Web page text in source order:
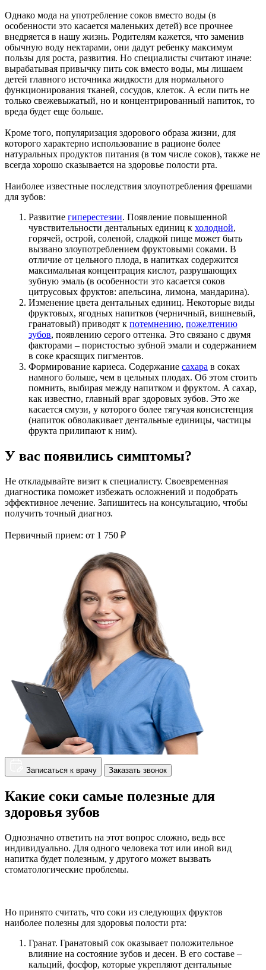
Однако мода на употребление соков вместо воды (в
особенности это касается маленьких детей) все прочнее
внедряется в нашу жизнь. Родителям кажется, что заменив
обычную воду нектарами, они дадут ребенку максимум
пользы для роста, развития. Но специалисты считают иначе:
вырабатывая привычку пить сок вместо воды, мы лишаем
детей главного источника жидкости для нормального
функционирования тканей, сосудов, клеток. А если пить не
только свежевыжатый, но и концентрированный напиток, то
вреда будет еще больше.
Кроме того, популяризация здорового образа жизни, для
которого характерно использование в рационе более
натуральных продуктов питания (в том числе соков), также не
всегда хорошо сказывается на здоровье полости рта.
Наиболее известные последствия злоупотребления фрешами
для зубов:
Развитие гиперестезии. Появление повышенной
чувствительности дентальных единиц к холодной,
горячей, острой, соленой, сладкой пище может быть
вызвано злоупотреблением фруктовыми соками. В
отличие от цельного плода, в напитках содержится
максимальная концентрация кислот, разрушающих
зубную эмаль (в особенности это касается соков
цитрусовых фруктов: апельсина, лимона, мандарина).
Изменение цвета дентальных единиц. Некоторые виды
фруктовых, ягодных напитков (черничный, вишневый,
гранатовый) приводят к потемнению, пожелтению
зубов, появлению серого оттенка. Это связано с двумя
факторами – пористостью зубной эмали и содержанием
в соке красящих пигментов.
Формирование кариеса. Содержание сахара в соках
намного больше, чем в цельных плодах. Об этом стоить
помнить, выбирая между напитком и фруктом. А сахар,
как известно, главный враг здоровых зубов. Это же
касается смузи, у которого более тягучая консистенция
(напиток обволакивает дентальные единицы, частицы
фрукта прилипают к ним).
У вас появились симптомы?
Не откладывайте визит к специалисту. Своевременная
диагностика поможет избежать осложнений и подобрать
эффективное лечение. Запишитесь на консультацию, чтобы
получить точный диагноз.
Первичный прием: от 1 750 ₽
Записаться к врачу Заказать звонок
Какие соки самые полезные для
здоровья зубов
Однозначно ответить на этот вопрос сложно, ведь все
индивидуально. Для одного человека тот или иной вид
напитка будет полезным, у другого может вызвать
стоматологические проблемы.
Но принято считать, что соки из следующих фруктов
наиболее полезны для здоровья полости рта:
Гранат. Гранатовый сок оказывает положительное
влияние на состояние зубов и десен. В его составе –
кальций, фосфор, которые укрепляют дентальные